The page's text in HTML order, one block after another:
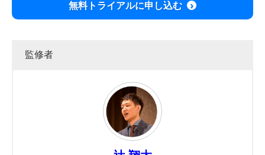
無料トライアルに申し込む
監修者